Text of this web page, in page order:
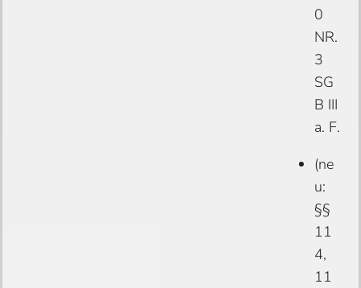
0
NR.
3
SG
B III
a. F.
(ne
u:
§§
11
4,
11